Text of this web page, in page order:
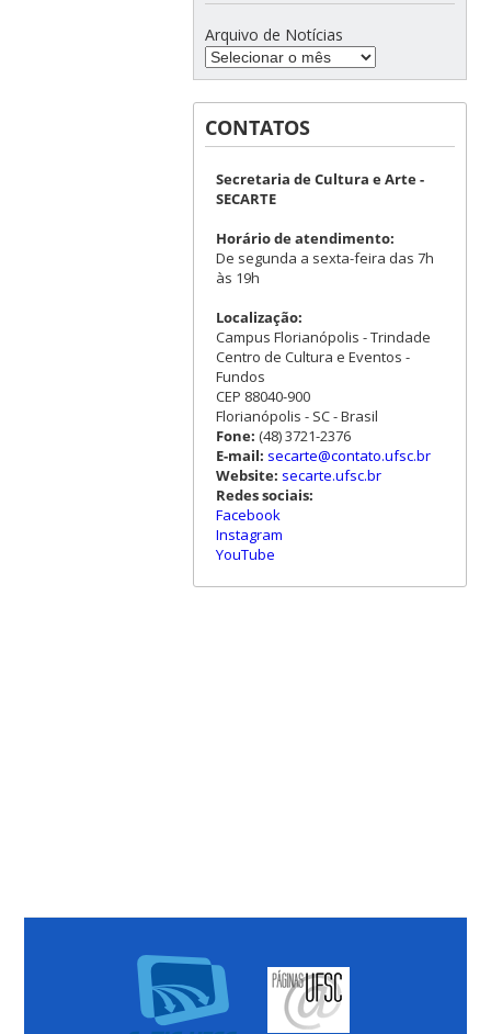
Arquivo de Notícias
CONTATOS
Secretaria de Cultura e Arte -
SECARTE
Horário de atendimento:
De segunda a sexta-feira das 7h
às 19h
Localização:
Campus Florianópolis - Trindade
Centro de Cultura e Eventos -
Fundos
CEP 88040-900
Florianópolis - SC - Brasil
Fone: (48) 3721-2376
E-mail: secarte@contato.ufsc.br
Website: secarte.ufsc.br
Redes sociais:
Facebook
Instagram
YouTube